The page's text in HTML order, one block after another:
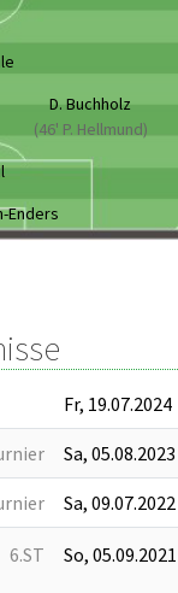
D. Buchholz
(46' P. Hellmund)
Enders
Fr, 19.07.2024
Sa, 05.08.2023
Sa, 09.07.2022
6.ST So, 05.09.2021